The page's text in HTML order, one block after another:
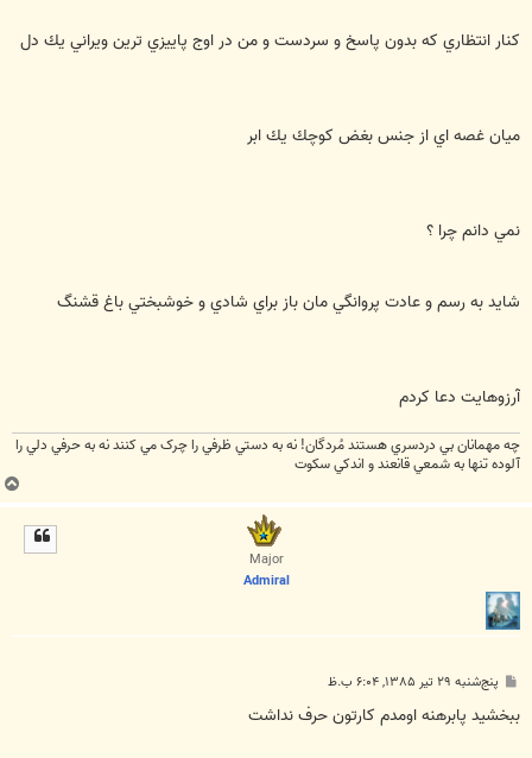
كنار انتظاري كه بدون پاسخ و سردست و من در اوج پاييزي ترين ويراني يك دل
ميان غصه اي از جنس بغض كوچك يك ابر
نمي دانم چرا ؟
شايد به رسم و عادت پروانگي مان باز براي شادي و خوشبختي باغ قشنگ
آرزوهايت دعا كردم
چه مهمانان بي دردسري هستند مُردگان! نه به دستي ظرفي را چرک مي کنند نه به حرفي دلي را
آلوده تنها به شمعي قانعند و اندکي سکوت
ب
ا
Major
Admiral
پ
ت
پنج‌شنبه ۲۹ تیر ۱۳۸۵, ۶:۰۴ ب.ظ
ببخشيد پابرهنه اومدم كارتون حرف نداشت